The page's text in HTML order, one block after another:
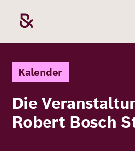
Inhalt
Stiftung
Kalender
Die
Robert Bosch